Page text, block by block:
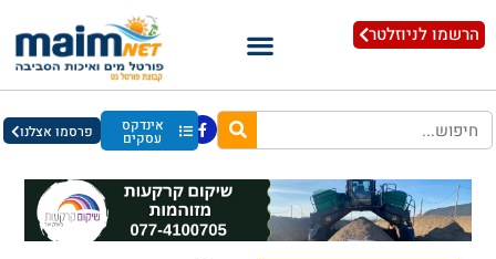
הרשמו לניוזלטר
אינדקס
עסקים פרסמו אצלנו